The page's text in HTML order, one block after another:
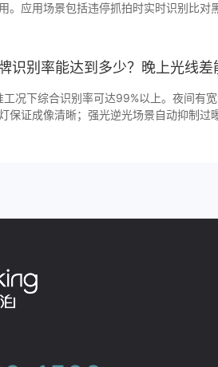
。应用场景包括违停抓拍时实时识别比对
识别无网络也能工作，识别数据支持4G/5G
识别率能达到多少？晚上光线差
工况下综合识别率可达99%以上。夜间有
保证成像清晰；强光逆光场景自动抑制过